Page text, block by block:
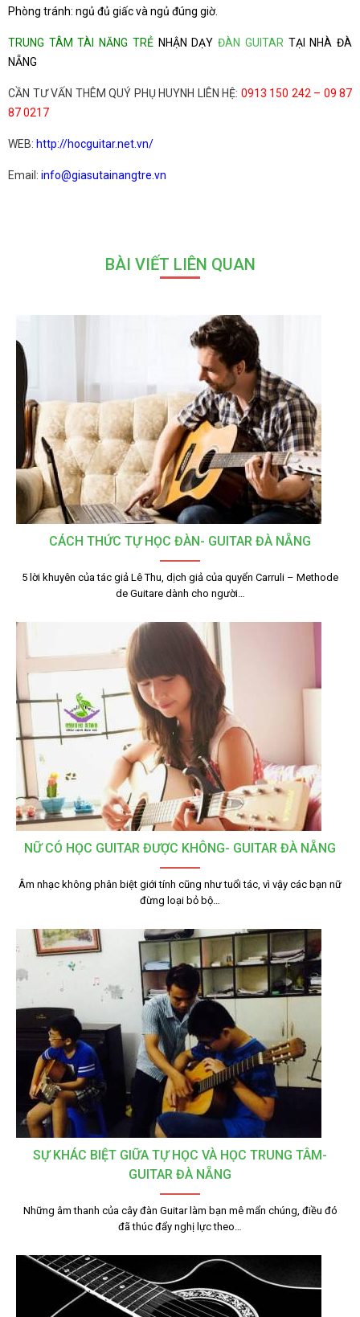
Phòng tránh: ngủ đủ giấc và ngủ đúng giờ.
TRUNG TÂM TÀI NĂNG TRẺ NHẬN DẠYĐÀN GUITAR TẠI NHÀ ĐÀ
NẴNG
CẦN TƯ VẤN THÊM QUÝ PHỤ HUYNH LIÊN HỆ: 0913 150 242 – 09 87
87 0217
WEB: http://hocguitar.net.vn/
Email: info@giasutainangtre.vn
BÀI VIẾT LIÊN QUAN
CÁCH THỨC TỰ HỌC ĐÀN- GUITAR ĐÀ NẴNG
5 lời khuyên của tác giả Lê Thu, dịch giả của quyển Carruli – Methode
de Guitare dành cho người…
NỮ CÓ HỌC GUITAR ĐƯỢC KHÔNG- GUITAR ĐÀ NẴNG
Âm nhạc không phân biệt giới tính cũng như tuổi tác, vì vậy các bạn nữ
đừng loại bỏ bộ…
SỰ KHÁC BIỆT GIỮA TỰ HỌC VÀ HỌC TRUNG TÂM-
GUITAR ĐÀ NẴNG
Những âm thanh của cây đàn Guitar làm bạn mê mẩn chúng, điều đó
đã thúc đẩy nghị lực theo…